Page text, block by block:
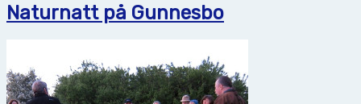
Naturnatt på Gunnesbo